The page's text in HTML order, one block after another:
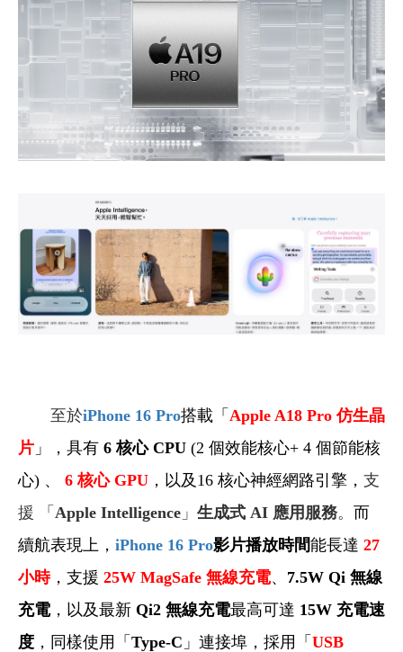
至於iPhone 16 Pro搭載「 Apple A18 Pro仿生晶
片 」，具有 6核心 CPU (2 個效能核心+ 4 個節能核
心) 、
6核心 GPU ，以及16 核心神經網路引擎， 支
援 「 Apple Intelligence 」 生成式 AI 應用服務。 而
續航表現上， iPhone 16 Pro影片播放時間能長達 27
小時 ，支援 25W MagSafe 無線充電、 7.5W Qi 無線
充電，以及最新 Qi2 無線充電最高可達 15W 充電速
度 ，同樣使用「 Type-C 」連接埠，採用「 USB